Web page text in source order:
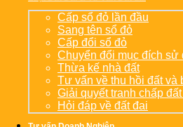
Cấp sổ đỏ lần đầu
Sang tên sổ đỏ
Cấp đổi sổ đỏ
Chuyển đổi mục đích sử
Thừa kế nhà đất
Tư vấn về thu hồi đất và
Giải quyết tranh chấp
Hỏi đáp về đất đai